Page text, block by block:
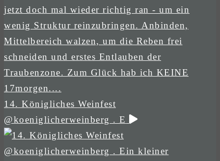
14. Königliches Weinfest
@koeniglicherweinberg . E